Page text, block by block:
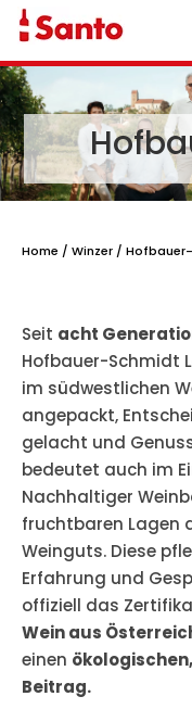
Home / Winzer/
Seit acht
Hofbauer-Schmidt
im südwestlichen
angepackt,
gelacht und
bedeutet auch im
Nachhaltiger
fruchtbaren Lagen
Weinguts. Diese
Erfahrung und
offiziell das
Wein aus
einen
Beitrag.